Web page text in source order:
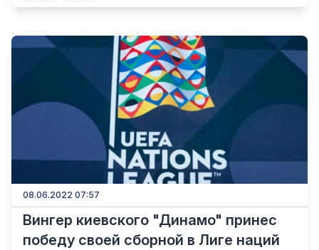
08.06.2022 07:57
Вингер киевского "Динамо" принес
победу своей сборной в Лиге наций